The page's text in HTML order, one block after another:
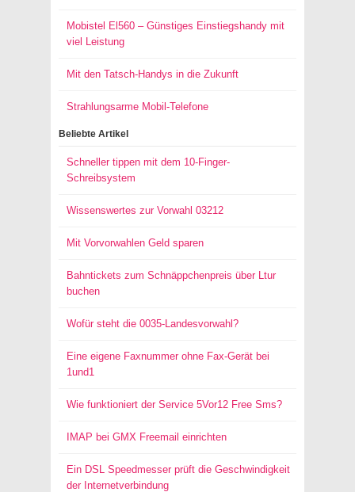
Mobistel El560 – Günstiges Einstiegshandy mit
viel Leistung
Mit den Tatsch-Handys in die Zukunft
Strahlungsarme Mobil-Telefone
Beliebte Artikel
Schneller tippen mit dem 10-Finger-
Schreibsystem
Wissenswertes zur Vorwahl 03212
Mit Vorvorwahlen Geld sparen
Bahntickets zum Schnäppchenpreis über Ltur
buchen
Wofür steht die 0035-Landesvorwahl?
Eine eigene Faxnummer ohne Fax-Gerät bei
1und1
Wie funktioniert der Service 5Vor12 Free Sms?
IMAP bei GMX Freemail einrichten
Ein DSL Speedmesser prüft die Geschwindigkeit
der Internetverbindung